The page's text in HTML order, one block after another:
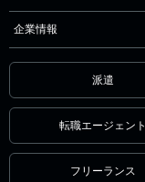
企業情報
派遣
転職エージェント
フリーランス